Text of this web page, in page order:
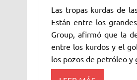
Las tropas kurdas de
Están entre los
Group, afirmó que la
entre los kurdos y el
los pozos de petróleo y